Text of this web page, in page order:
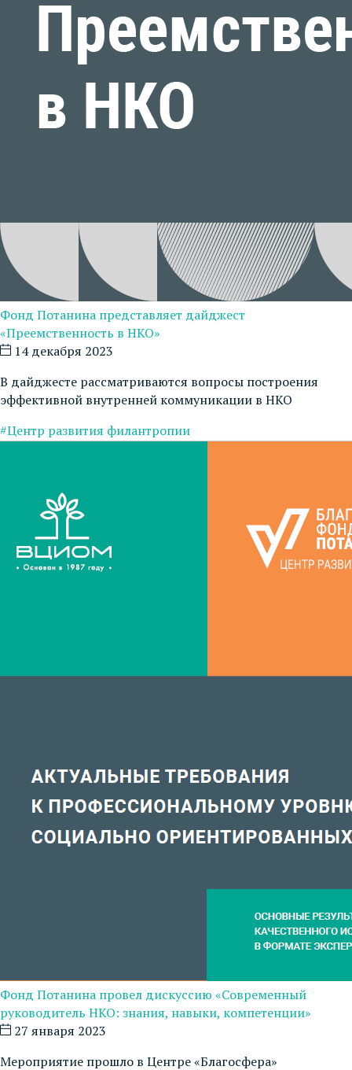
Фонд Потанина представляет дайджест
«Преемственность в НКО»
14 декабря 2023
В дайджесте рассматриваются вопросы построения
эффективной внутренней коммуникации в НКО
#Центр развития филантропии
Фонд Потанина провел дискуссию «Современный
руководитель НКО: знания, навыки, компетенции»
27 января 2023
Мероприятие прошло в Центре «Благосфера»